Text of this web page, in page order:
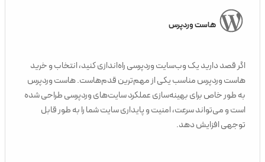
هاست وردپرس
اگر قصد دارید یک وب‌سایت وردپرسی راه‌اندازی کنید، انتخاب و خرید
هاست وردپرس مناسب یکی از مهم‌ترین قدم‌هاست. هاست وردپرس
به طور خاص برای بهینه‌سازی عملکرد سایت‌های وردپرسی طراحی شده
است و می‌تواند سرعت، امنیت و پایداری سایت شما را به طور قابل
توجهی افزایش دهد.